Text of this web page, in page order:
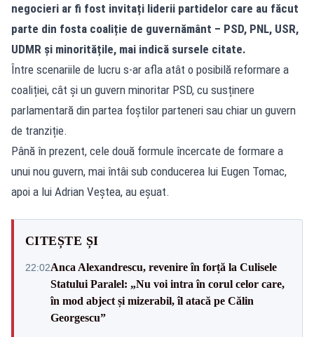
negocieri ar fi fost invitați liderii partidelor care au făcut
parte din fosta coaliție de guvernământ – PSD, PNL, USR,
UDMR și minoritățile, mai indică sursele citate.
Între scenariile de lucru s-ar afla atât o posibilă reformare a
coaliției, cât și un guvern minoritar PSD, cu susținere
parlamentară din partea foștilor parteneri sau chiar un guvern
de tranziție.
Până în prezent, cele două formule încercate de formare a
unui nou guvern, mai întâi sub conducerea lui Eugen Tomac,
apoi a lui Adrian Veștea, au eșuat.
CITEȘTE ȘI
22:02Anca Alexandrescu, revenire în forță la Culisele
Statului Paralel: „Nu voi intra în corul celor care,
în mod abject și mizerabil, îl atacă pe Călin
Georgescu”